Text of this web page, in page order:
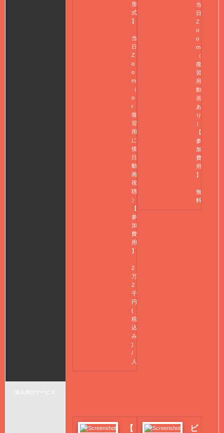
法人向けサービス
形
式
】
当
日
Z
o
o
m
（
o
r
復
習
用
に
後
日
動
画
視
聴
）
【
参
加
費
用
】
2
万
2
千
円
(
税
込
み
)
/
人
当
日
Z
o
o
m
（
復
習
用
動
画
あ
り
）
【
参
加
費
用
】
無
料
【 ビ